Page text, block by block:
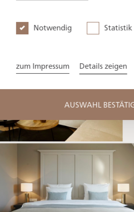
Notwendig Statistik
zum Impressum Details zeigen
AUSWAHL